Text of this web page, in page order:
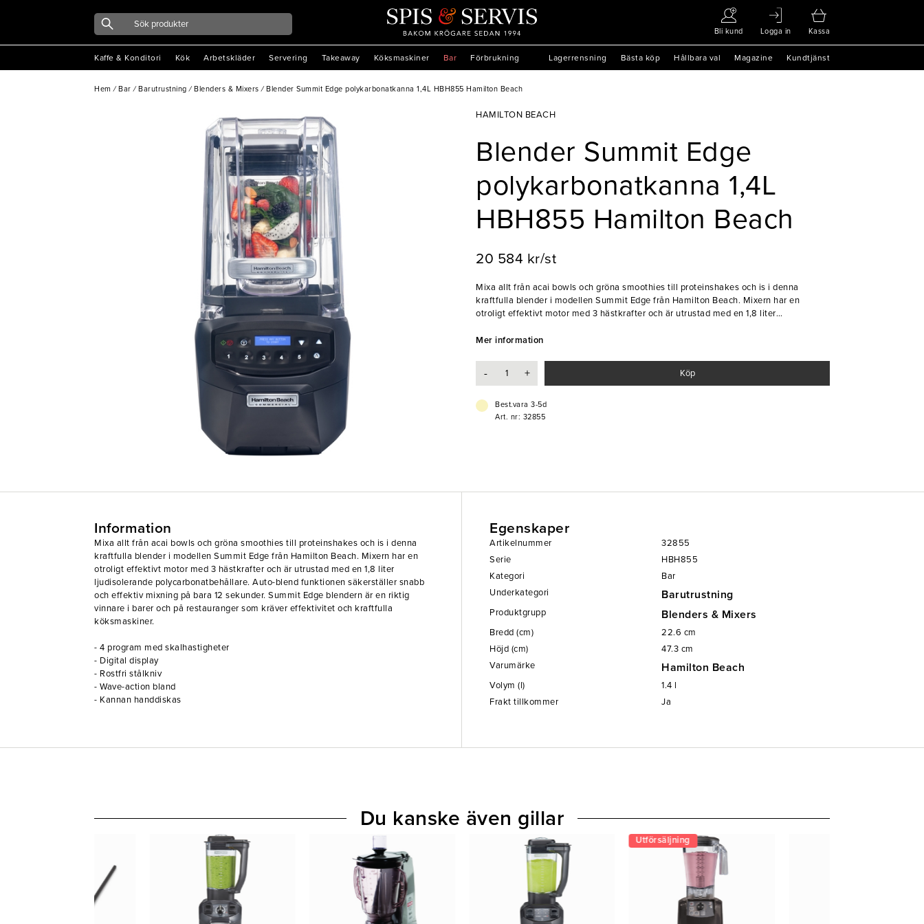
Bli kund Logga in Kassa
Kaffe & Konditori Kök Arbetskläder Servering Takeaway Köksmaskiner Bar Förbrukning Lagerrensning Bästa köp Hållbara val Magazine Kundtjänst
Hem / Bar / Barutrustning / Blenders & Mixers / Blender Summit Edge polykarbonatkanna 1,4L HBH855 Hamilton Beach
HAMILTON BEACH
Blender Summit Edge
polykarbonatkanna 1,4L
HBH855 Hamilton Beach
20 584 kr/st
Mixa allt från acai bowls och gröna smoothies till proteinshakes och is i denna
kraftfulla blender i modellen Summit Edge från Hamilton Beach. Mixern har en
otroligt effektivt motor med 3 hästkrafter och är utrustad med en 1,8 liter
effektiv mixning på bara 12 sekunder. Summit Edge blendern är en riktig vinnare i
- 4 program med skalhastigheter
- Rostfri stålkniv
- Wave-action bland
Mer information
- + Köp
Best.vara 3-5d
Art. nr: 32855
Information
Mixa allt från acai bowls och gröna smoothies till proteinshakes och is i denna
kraftfulla blender i modellen Summit Edge från Hamilton Beach. Mixern har en
otroligt effektivt motor med 3 hästkrafter och är utrustad med en 1,8 liter
ljudisolerande polycarbonatbehållare. Auto-blend funktionen säkerställer snabb
och effektiv mixning på bara 12 sekunder. Summit Edge blendern är en riktig
vinnare i barer och på restauranger som kräver effektivitet och kraftfulla
köksmaskiner.
- 4 program med skalhastigheter
- Digital display
- Rostfri stålkniv
- Wave-action bland
- Kannan handdiskas
Egenskaper
Artikelnummer
32855
Serie
HBH855
Kategori
Bar
Underkategori
Barutrustning
Produktgrupp Blenders & Mixers
Bredd (cm) 22.6 cm
Höjd (cm)
47.3 cm
Varumärke
Hamilton Beach
Volym (l) 1.4 l
Frakt tillkommer
Ja
Utförsäljning
Du kanske även gillar